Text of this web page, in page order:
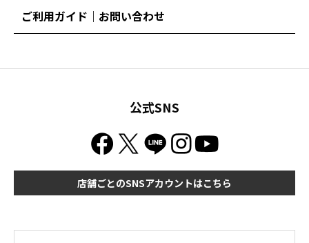
ご利用ガイド｜お問い合わせ
公式SNS
店舗ごとのSNSアカウントはこちら